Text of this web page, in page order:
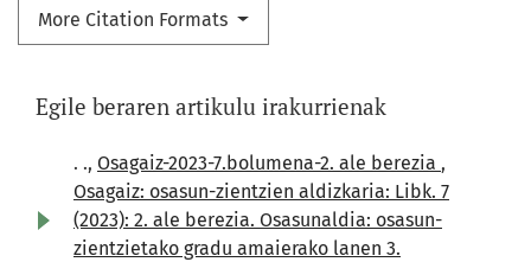
More Citation Formats
Egile beraren artikulu irakurrienak
. ., Osagaiz-2023-7.bolumena-2. ale berezia ,
Osagaiz: osasun-zientzien aldizkaria: Libk. 7
(2023): 2. ale berezia. Osasunaldia: osasun-
zientzietako gradu amaierako lanen 3.